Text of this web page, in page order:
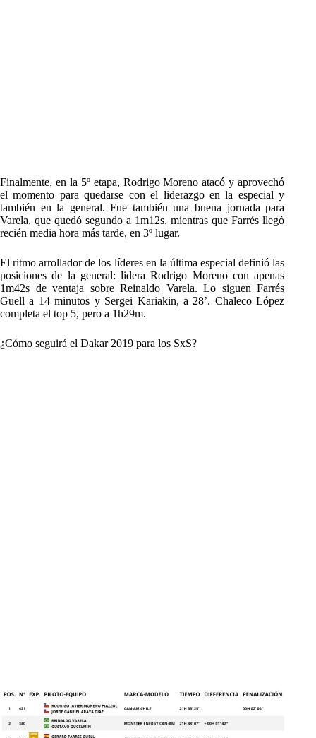
Finalmente, en la 5º etapa, Rodrigo Moreno atacó y aprovechó
el momento para quedarse con el liderazgo en la especial y
también en la general. Fue también una buena jornada para
Varela, que quedó segundo a 1m12s, mientras que Farrés llegó
recién media hora más tarde, en 3º lugar.
El ritmo arrollador de los líderes en la última especial definió las
posiciones de la general: lidera Rodrigo Moreno con apenas
1m42s de ventaja sobre Reinaldo Varela. Lo siguen Farrés
Guell a 14 minutos y Sergei Kariakin, a 28’. Chaleco López
completa el top 5, pero a 1h29m.
¿Cómo seguirá el Dakar 2019 para los SxS?